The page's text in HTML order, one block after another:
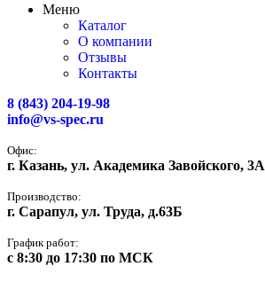
Меню
Каталог
О компании
Отзывы
Контакты
8 (843) 204-19-98
info@vs-spec.ru
Офис:
г. Казань, ул. Академика Завойского, 3А
Производство:
г. Сарапул, ул. Труда, д.63Б
График работ:
с 8:30 до 17:30 по МСК